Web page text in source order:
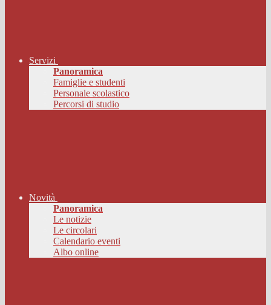
Servizi
Panoramica
Famiglie e studenti
Personale scolastico
Percorsi di studio
Novità
Panoramica
Le notizie
Le circolari
Calendario eventi
Albo online